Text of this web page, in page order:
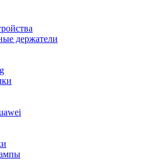
держатели